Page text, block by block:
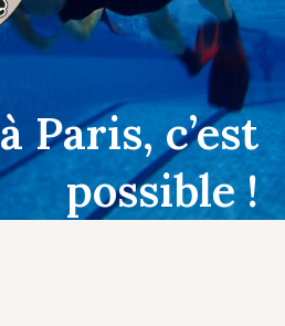
Paris, c’est
possible !